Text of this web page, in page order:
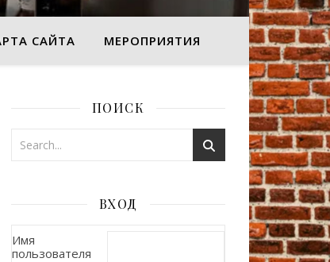
САЙТА МЕРОПРИЯТИЯ
ПОИСК
ВХОД
Имя
пользователя